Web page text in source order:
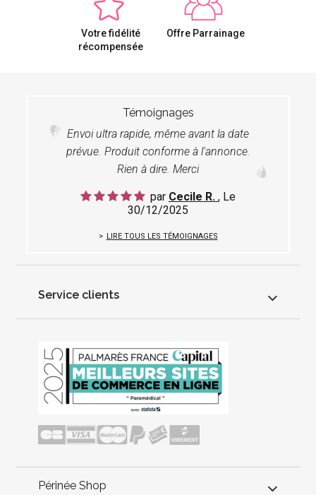
Votre fidélité
récompensée
Offre Parrainage
Témoignages
Envoi ultra rapide, même avant la date
prévue. Produit conforme à l'annonce.
Rien à dire. Merci
par Cecile R. , Le
30/12/2025
LIRE TOUS LES TÉMOIGNAGES
Service clients
Périnée Shop